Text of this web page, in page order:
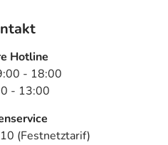
Hotline
- 18:00
- 13:00
(Festnetztarif)